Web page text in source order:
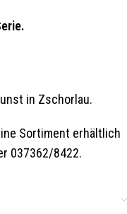
in Zschorlau.
Sortiment erhältlich
037362/8422.